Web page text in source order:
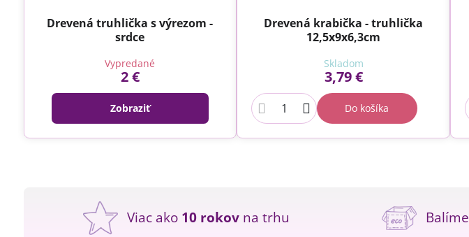
Drevená truhlička s výrezom -
srdce
Vypredané
2 €
Zobraziť
Drevená krabička - truhlička
12,5x9x6,3cm
Skladom
3,79 €
Do košíka
Viac ako 10 rokov na trhu Balíme